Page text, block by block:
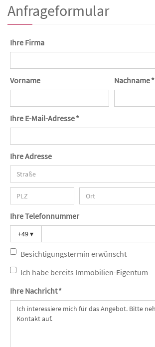
Anfrageformular
Ihre Firma
Vorname Nachname *
Ihre E-Mail-Adresse *
Ihre Adresse
Ihre Telefonnummer
+49▾
Besichtigungstermin erwünscht
Ich habe bereits Immobilien-Eigentum
Ihre Nachricht *